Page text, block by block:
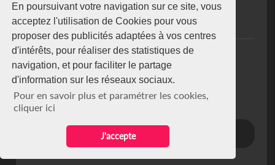
En poursuivant votre navigation sur ce site, vous
acceptez l'utilisation de Cookies pour vous
proposer des publicités adaptées à vos centres
d'intérêts, pour réaliser des statistiques de
navigation, et pour faciliter le partage
d'information sur les réseaux sociaux.
Pour en savoir plus et paramétrer les cookies,
cliquer ici
J'accepte
koaci@yahoo.fr
+225 07 08 85 52 93
NEWSLETTER
Restez connecté via notre newsletter
S'abonner
Se désabonner